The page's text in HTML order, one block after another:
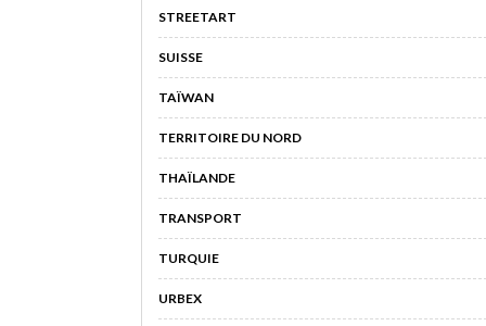
STREETART
SUISSE
TAÏWAN
TERRITOIRE DU NORD
THAÏLANDE
TRANSPORT
TURQUIE
URBEX